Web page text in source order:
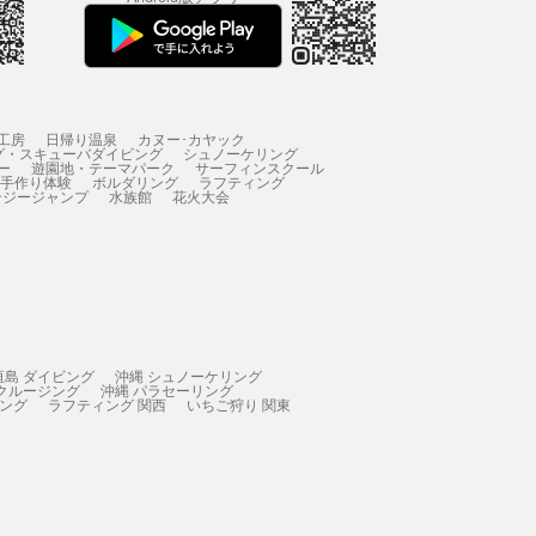
房 日帰り温泉 カヌー･カヤック
・スキューバダイビング シュノーケリング
遊園地・テーマパーク サーフィンスクール
作り体験 ボルダリング ラフティング
ージャンプ 水族館 花火大会
島 ダイビング 沖縄 シュノーケリング
ルージング 沖縄 パラセーリング
グ ラフティング 関西 いちご狩り 関東